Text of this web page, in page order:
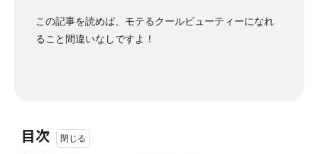
この記事を読めば、モテるクールビューティーになれ
ること間違いなしですよ！
目次